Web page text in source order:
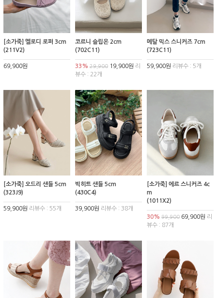
[소가죽] 멜로디 로퍼 3cm
(211V2)
69,900원
코르니 슬립온 2cm
(702C11)
33% 29,90019,900원 리
뷰수 : 22개
메탈 믹스 스니커즈 7cm
(723C11)
59,900원 리뷰수 : 5개
[소가죽] 오드리 샌들 5cm
(323J9)
59,900원 리뷰수 : 55개
빅히트 샌들 5cm
(430C4)
39,900원 리뷰수 : 38개
[소가죽] 에르 스니커즈 4c
m
(1011X2)
30% 99,90069,900원 리
뷰수 : 87개